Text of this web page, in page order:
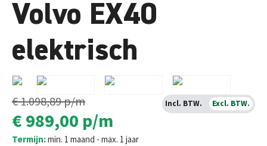
Volvo EX40
elektrisch
€ 1.098,89p/m
€ 989,00 p/m
Termijn:min. 1 maand - max. 1 jaar
Incl. BTW. Excl. BTW.